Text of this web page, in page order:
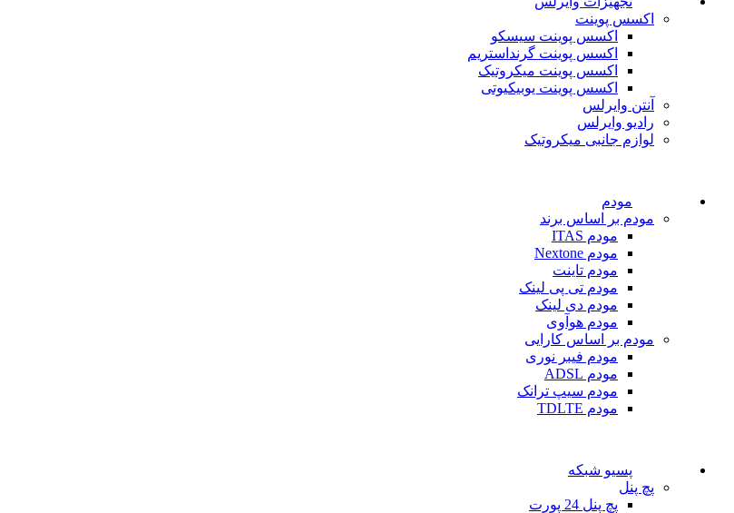
اکسس پوینت
اکسس پوینت سیسکو
اکسس پوینت گرنداستریم
اکسس پوینت میکروتیک
اکسس پوینت یوبیکیوتی
آنتن وایرلس
رادیو وایرلس
لوازم جانبی میکروتیک
مودم
مودم بر اساس برند
مودم ITAS
مودم Nextone
مودم تاینت
مودم تی پی لینک
مودم دی لینک
مودم هوآوی
مودم بر اساس کارایی
مودم فیبر نوری
مودم ADSL
مودم سیپ ترانک
مودم TDLTE
پسیو شبکه
پچ پنل
پچ پنل 24 پورت